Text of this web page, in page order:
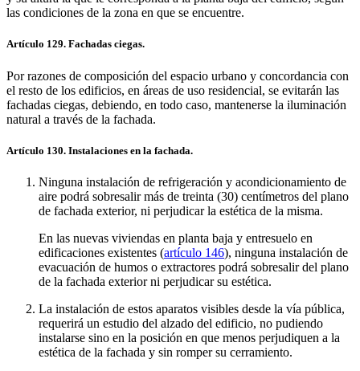
las condiciones de la zona en que se encuentre.
Artículo 129. Fachadas ciegas.
Por razones de composición del espacio urbano y concordancia con
el resto de los edificios, en áreas de uso residencial, se evitarán las
fachadas ciegas, debiendo, en todo caso, mantenerse la iluminación
natural a través de la fachada.
Artículo 130. Instalaciones en la fachada.
Ninguna instalación de refrigeración y acondicionamiento de
aire podrá sobresalir más de treinta (30) centímetros del plano
de fachada exterior, ni perjudicar la estética de la misma.
En las nuevas viviendas en planta baja y entresuelo en
edificaciones existentes (artículo 146), ninguna instalación de
evacuación de humos o extractores podrá sobresalir del plano
de la fachada exterior ni perjudicar su estética.
La instalación de estos aparatos visibles desde la vía pública,
requerirá un estudio del alzado del edificio, no pudiendo
instalarse sino en la posición en que menos perjudiquen a la
estética de la fachada y sin romper su cerramiento.